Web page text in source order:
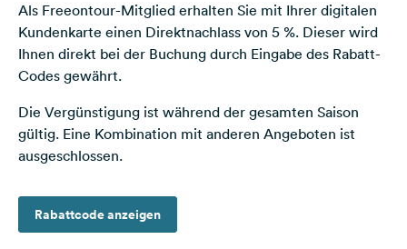
Newsletter
Feedback
Sprache:
Folge
Als Freeontour-Mitglied erhalten Sie mit Ihrer digitalen
Kundenkarte einen Direktnachlass von 5 %. Dieser wird
Ihnen direkt bei der Buchung durch Eingabe des Rabatt-
Codes gewährt.
Die Vergünstigung ist während der gesamten Saison
gültig. Eine Kombination mit anderen Angeboten ist
ausgeschlossen.
Rabattcode anzeigen